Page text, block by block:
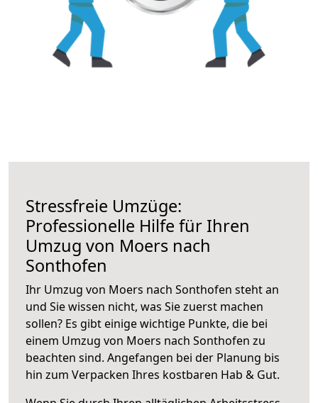
Stressfreie Umzüge:
Professionelle Hilfe für Ihren
Umzug von Moers nach
Sonthofen
Ihr Umzug von Moers nach Sonthofen steht an
und Sie wissen nicht, was Sie zuerst machen
sollen? Es gibt einige wichtige Punkte, die bei
einem Umzug von Moers nach Sonthofen zu
beachten sind. Angefangen bei der Planung bis
hin zum Verpacken Ihres kostbaren Hab & Gut.